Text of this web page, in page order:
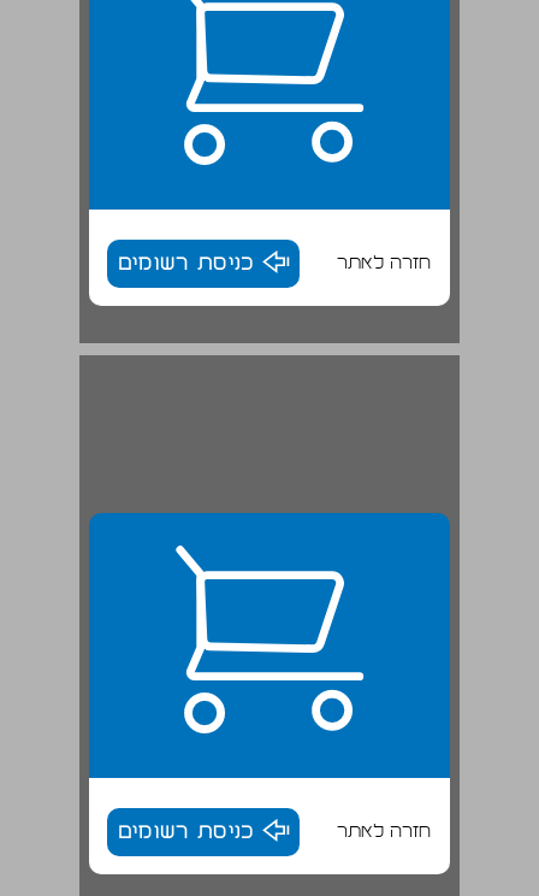
חזרה לאתר כניסת רשומים
חזרה לאתר כניסת רשומים